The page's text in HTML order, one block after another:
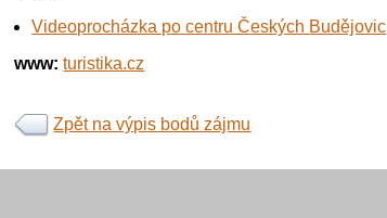
Videoprocházka po centru Českých Budějovic
www: turistika.cz
Zpět na výpis bodů zájmu